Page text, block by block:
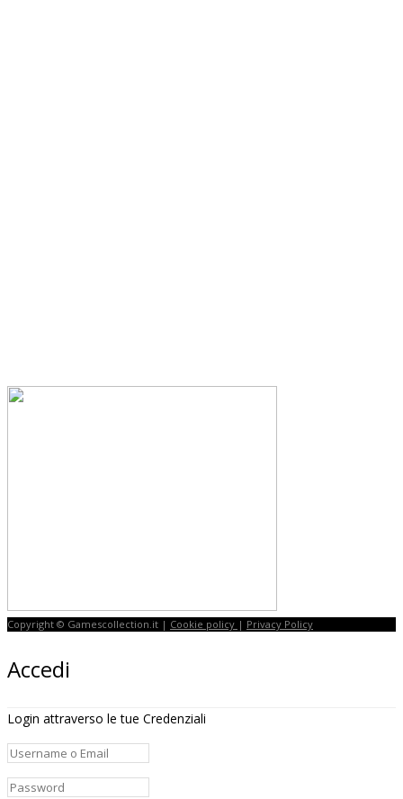
Copyright © Gamescollection.it | Cookie policy | Privacy Policy
Accedi
Login attraverso le tue Credenziali